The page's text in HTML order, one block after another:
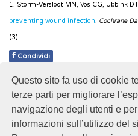
Questo sito fa uso di cookie
terze parti per migliorare
navigazione degli utenti e
informazioni sull’utilizzo del
1. Storm-Versloot MN, Vos CG, Ubbink
preventing wound infection. Cochrane
(3)
f Condividi
Pubblicato: 02 Marzo 2018